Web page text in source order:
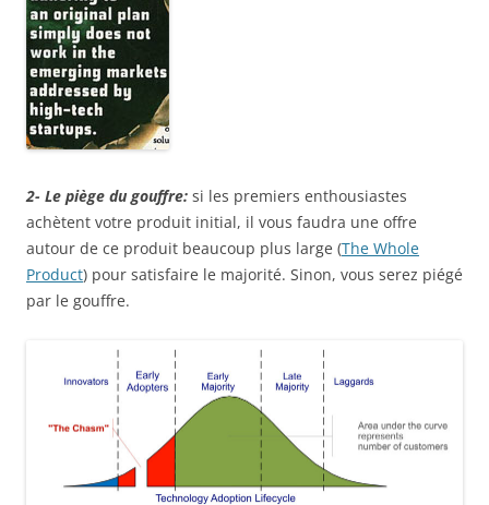
2- Le piège du gouffre: si les premiers enthousiastes
achètent votre produit initial, il vous faudra une offre
autour de ce produit beaucoup plus large (The Whole
Product) pour satisfaire le majorité. Sinon, vous serez piégé
par le gouffre.